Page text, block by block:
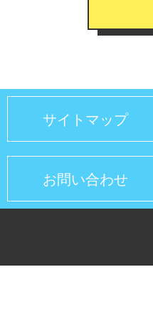
サイトマップ
お問い合わせ